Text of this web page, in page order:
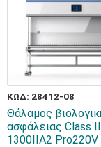
ΚΩΔ: 28412-08
Θάλαμος
ασφάλειας Class
1300IIA2 Pro220V